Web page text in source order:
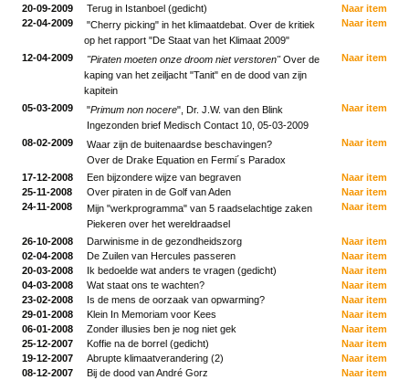
20-09-2009 Terug in Istanboel (gedicht)
Naar item
22-04-2009
"Cherry picking" in het klimaatdebat. Over de kritiek
op het rapport "De Staat van het Klimaat 2009"
Naar item
12-04-2009 "Piraten moeten onze droom niet verstoren"Over de
kaping van het zeiljacht "Tanit" en de dood van zijn
kapitein
Naar item
05-03-2009 "Primum non nocere", Dr. J.W. van den Blink
Ingezonden brief Medisch Contact 10, 05-03-2009
Naar item
08-02-2009
Waar zijn de buitenaardse beschavingen?
Over de Drake Equation en Fermi´s Paradox
Naar item
17-12-2008 Een bijzondere wijze van begraven
Naar item
25-11-2008
Over piraten in de Golf van Aden
Naar item
24-11-2008
Mijn "werkprogramma" van 5 raadselachtige zaken
Piekeren over het wereldraadsel
Naar item
26-10-2008 Darwinisme in de gezondheidszorg
Naar item
02-04-2008
De Zuilen van Hercules passeren
Naar item
20-03-2008
Ik bedoelde wat anders te vragen (gedicht)
Naar item
04-03-2008
Wat staat ons te wachten?
Naar item
23-02-2008
Is de mens de oorzaak van opwarming?
Naar item
29-01-2008
Klein In Memoriam voor Kees
Naar item
06-01-2008
Zonder illusies ben je nog niet gek
Naar item
25-12-2007
Koffie na de borrel (gedicht)
Naar item
19-12-2007
Abrupte klimaatverandering (2)
Naar item
08-12-2007
Bij de dood van André Gorz
Naar item